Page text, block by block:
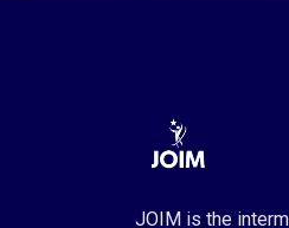
JOIM is the